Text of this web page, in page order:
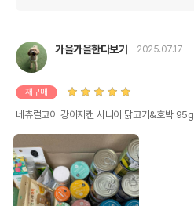
가을가을한다보기 2025.07.17
재구매
네츄럴코어 강아지캔 시니어 닭고기&호박 95g